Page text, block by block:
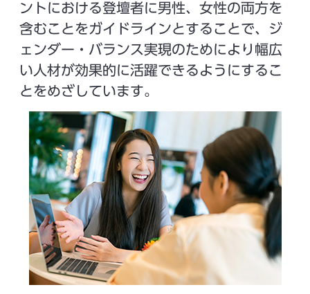
ントにおける登壇者に男性、女性の両方を
含むことをガイドラインとすることで、ジ
ェンダー・バランス実現のためにより幅広
い人材が効果的に活躍できるようにするこ
とをめざしています。